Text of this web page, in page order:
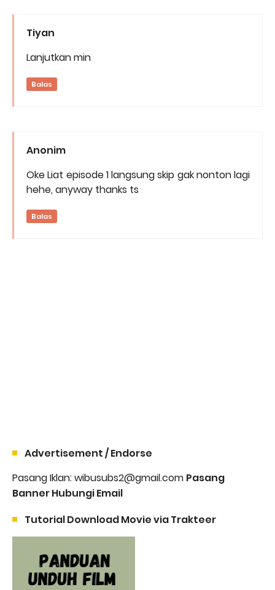
Tiyan
Lanjutkan min
Balas
Anonim
Oke Liat episode 1 langsung skip gak nonton lagi
hehe, anyway thanks ts
Balas
Advertisement / Endorse
Pasang Iklan: wibusubs2@gmail.com Pasang
Banner Hubungi Email
Tutorial Download Movie via Trakteer